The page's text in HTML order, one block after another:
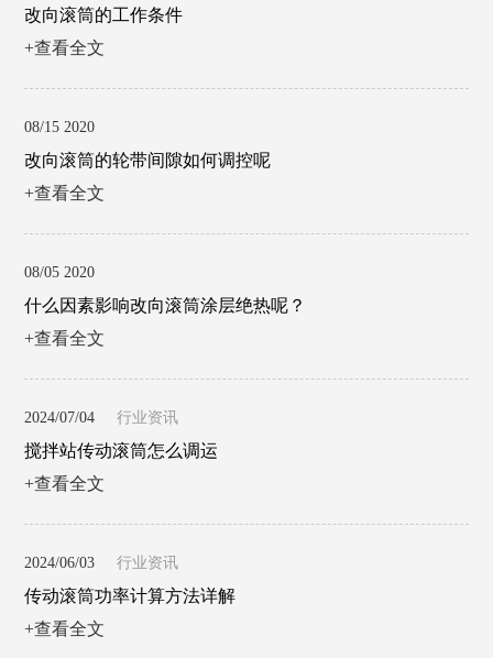
改向滚筒的工作条件
+查看全文
08/15 2020
改向滚筒的轮带间隙如何调控呢
+查看全文
08/05 2020
什么因素影响改向滚筒涂层绝热呢？
+查看全文
2024/07/04 行业资讯
搅拌站传动滚筒怎么调运
+查看全文
2024/06/03 行业资讯
传动滚筒功率计算方法详解
+查看全文